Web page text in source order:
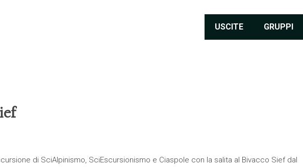
USCITE GRUPPI
di SciAlpinismo, SciEscursionismo e Ciaspole con la salita al Bivacco Sief dal